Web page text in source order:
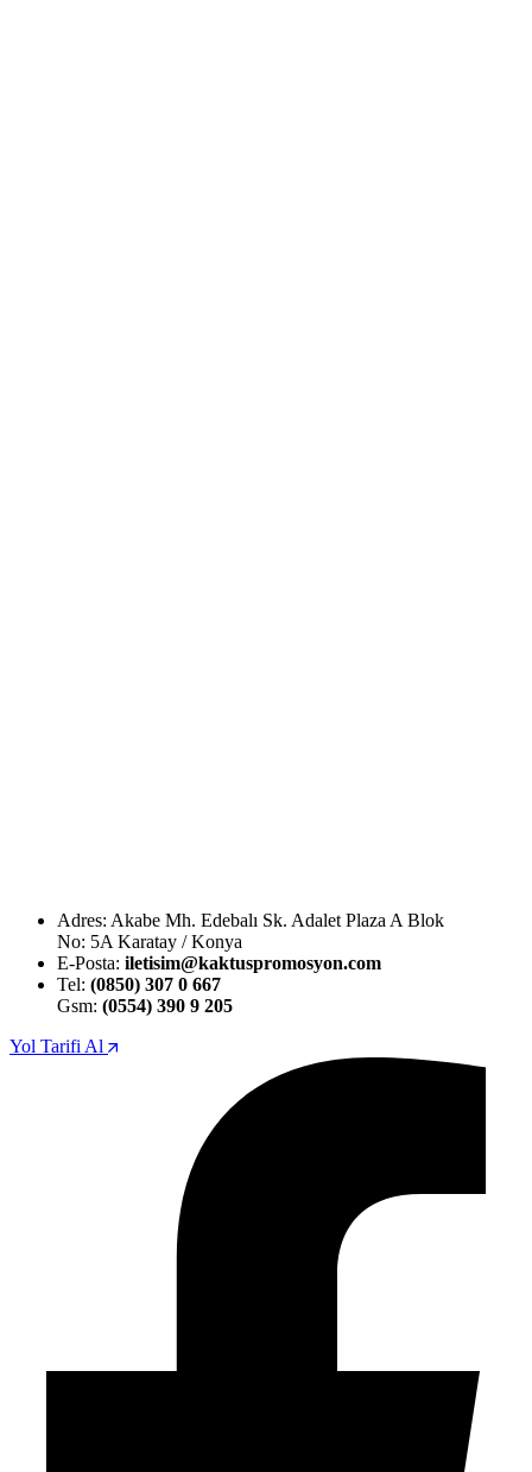
Adres: Akabe Mh. Edebalı Sk. Adalet Plaza A Blok
No: 5A Karatay / Konya
E-Posta: iletisim@kaktuspromosyon.com
Tel: (0850) 307 0 667
Gsm: (0554) 390 9 205
Yol Tarifi Al